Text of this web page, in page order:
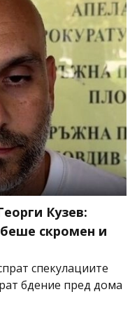
Кузев:
скромен и
спекулациите
бдение пред дома